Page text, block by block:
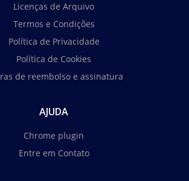
Licenças de Arquivo
Termos e Condições
Política de Privacidade
Política de Cookies
de reembolso e assinatura
AJUDA
Chrome plugin
Entre em Contato